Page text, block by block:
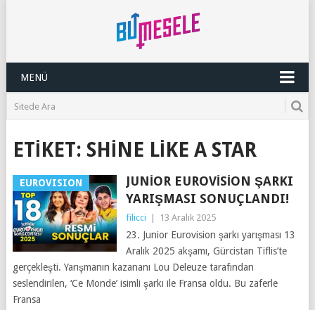
MENÜ
ETIKET: SHINE LIKE A STAR
EUROVISION
JUNIOR EUROVISION ŞARKI
YARIŞMASI SONUÇLANDI!
filicci 13 Aralık 2025
23. Junior Eurovision şarkı yarışması 13
Aralık 2025 akşamı, Gürcistan Tiflis’te
gerçekleşti. Yarışmanın kazananı Lou Deleuze tarafından
seslendirilen, ‘Ce Monde’ isimli şarkı ile Fransa oldu. Bu zaferle
Fransa